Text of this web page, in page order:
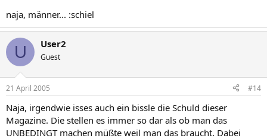
naja, männer... :schiel
U User2
Guest
21 April 2005 #14
Naja, irgendwie isses auch ein bissle die Schuld dieser
Magazine. Die stellen es immer so dar als ob man das
UNBEDINGT machen müßte weil man das braucht. Dabei